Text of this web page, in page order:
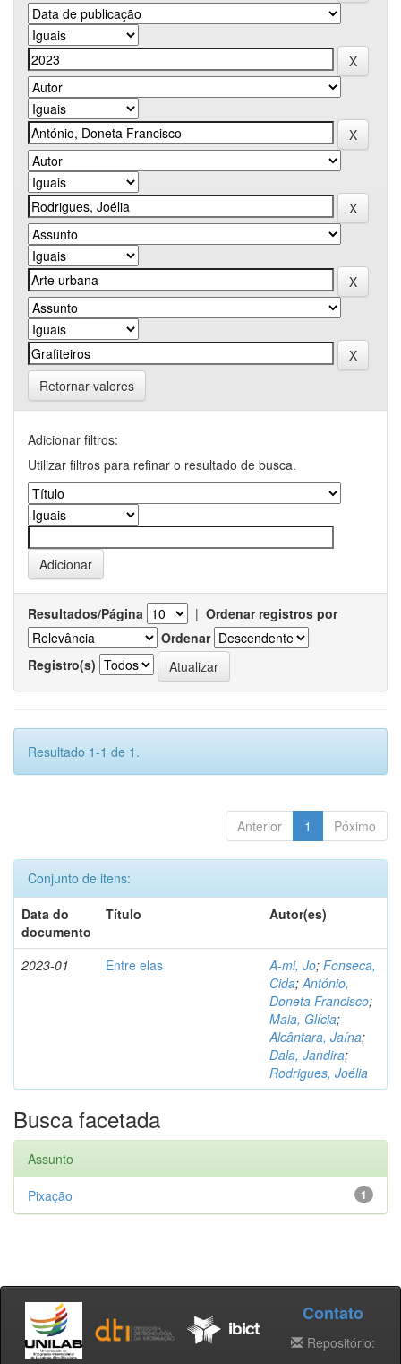
Retornar valores
Adicionar filtros:
Utilizar filtros para refinar o resultado de busca.
Resultados/Página | Ordenar registros por
Ordenar
Registro(s)
Resultado 1-1 de 1.
Anterior 1 Póximo
Conjunto de itens:
Data do
documento
Título Autor(es)
2023-01 Entre elas A-mi, Jo; Fonseca,
Cida;António,
Doneta Francisco;
Maia, Glícia;
Alcântara, Jaína;
Dala, Jandira;
Rodrigues, Joélia
Busca facetada
Assunto
1
Pixação
Contato
Repositório: